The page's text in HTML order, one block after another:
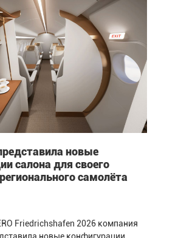
новые
салона для своего
самолёта
Friedrichshafen 2026 компания
новые конфигурации